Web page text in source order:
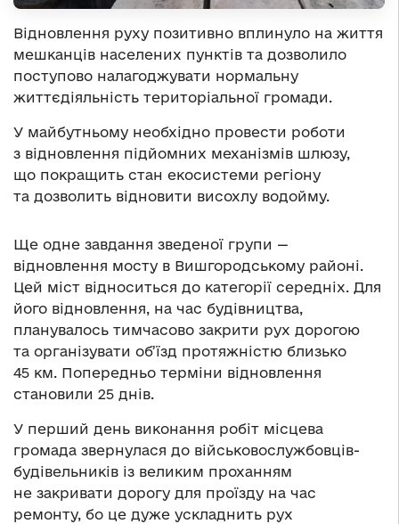
Відновлення руху позитивно вплинуло на життя
мешканців населених пунктів та дозволило
поступово налагоджувати нормальну
життєдіяльність територіальної громади.
У майбутньому необхідно провести роботи
з відновлення підйомних механізмів шлюзу,
що покращить стан екосистеми регіону
та дозволить відновити висохлу водойму.
Ще одне завдання зведеної групи —
відновлення мосту в Вишгородському районі.
Цей міст відноситься до категорії середніх. Для
його відновлення, на час будівництва,
планувалось тимчасово закрити рух дорогою
та організувати об’їзд протяжністю близько
45 км. Попередньо терміни відновлення
становили 25 днів.
У перший день виконання робіт місцева
громада звернулася до військовослужбовців-
будівельників із великим проханням
не закривати дорогу для проїзду на час
ремонту, бо це дуже ускладнить рух